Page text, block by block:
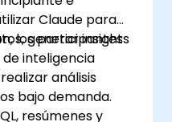
Claude para
generar insights
inteligencia
los participantes
análisis
bajo demanda.
resúmenes y